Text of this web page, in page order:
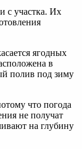
с участка. Их
ягодных
в
полив под зиму
что погода
не получат
на глубину